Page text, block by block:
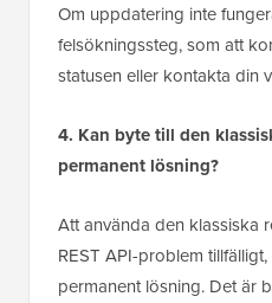
Om uppdatering inte
felsökningssteg, som att
statusen eller kontakta din
4. Kan byte till den
permanent lösning?
Att använda den klassiska
REST API-problem
permanent lösning. Det är